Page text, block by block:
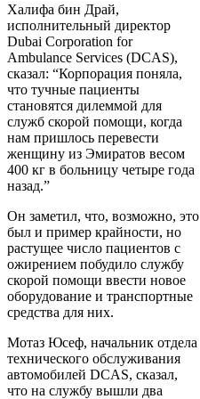
Халифа бин Драй,
исполнительный директор
Dubai Corporation for
Ambulance Services (DCAS),
сказал: “Корпорация поняла,
что тучные пациенты
становятся дилеммой для
служб скорой помощи, когда
нам пришлось перевести
женщину из Эмиратов весом
400 кг в больницу четыре года
назад.”
Он заметил, что, возможно, это
был и пример крайности, но
растущее число пациентов с
ожирением побудило службу
скорой помощи ввести новое
оборудование и транспортные
средства для них.
Мотаз Юсеф, начальник отдела
технического обслуживания
автомобилей DCAS, сказал,
что на службу вышли два